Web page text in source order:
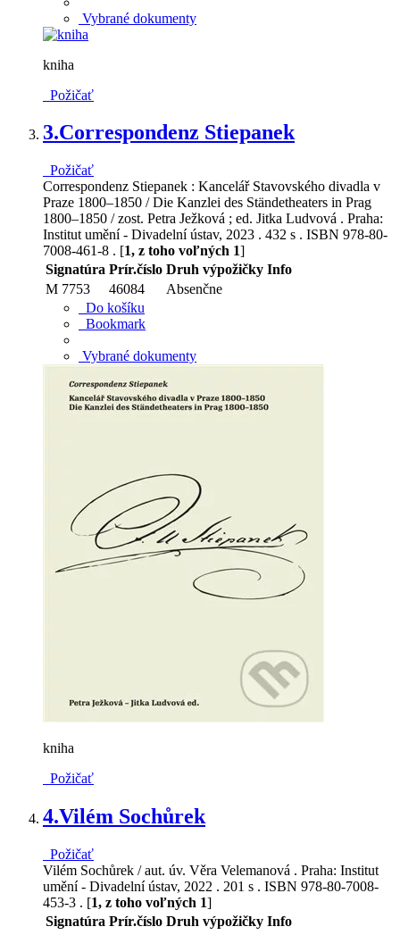
Vybrané dokumenty
kniha
Požičať
3.Correspondenz Stiepanek
Požičať
Correspondenz Stiepanek : Kancelář Stavovského divadla v
Praze 1800–1850 / Die Kanzlei des Ständetheaters in Prag
1800–1850 / zost. Petra Ježková ; ed. Jitka Ludvová . Praha:
Institut umění - Divadelní ústav, 2023 . 432 s . ISBN 978-80-
7008-461-8 . [1, z toho voľných 1]
Signatúra Prír.číslo Druh výpožičky Info
M 7753
46084
Absenčne
Do košíku
Bookmark
Vybrané dokumenty
kniha
Požičať
4.Vilém Sochůrek
Požičať
Vilém Sochůrek / aut. úv. Věra Velemanová . Praha: Institut
umění - Divadelní ústav, 2022 . 201 s . ISBN 978-80-7008-
453-3 . [1, z toho voľných 1]
Signatúra Prír.číslo Druh výpožičky Info